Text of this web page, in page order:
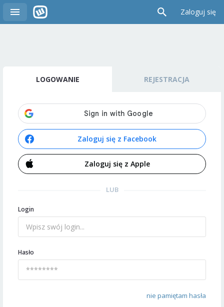
Zaloguj się
LOGOWANIE REJESTRACJA
Zaloguj się z Facebook
Zaloguj się z Apple
LUB
Login
Hasło
nie pamiętam hasła